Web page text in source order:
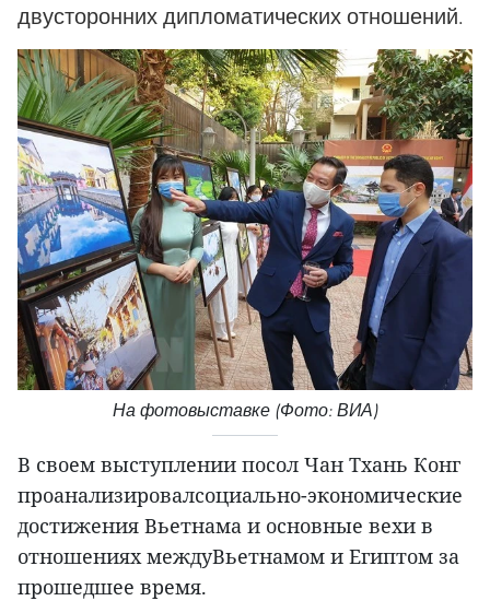
двусторонних дипломатических отношений.
На фотовыставке (Фото: ВИА)
В своем выступлении посол Чан Тхань Конг
проанализировалсоциально-экономические
достижения Вьетнама и основные вехи в
отношениях междуВьетнамом и Египтом за
прошедшее время.